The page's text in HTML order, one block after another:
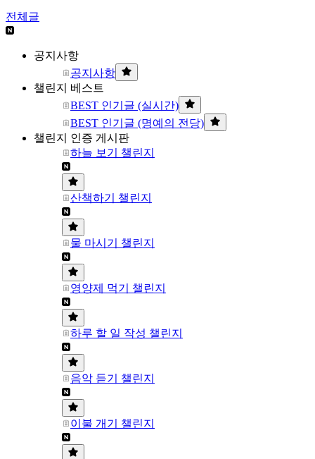
전체글
공지사항
공지사항
챌린지 베스트
BEST 인기글 (실시간)
BEST 인기글 (명예의 전당)
챌린지 인증 게시판
하늘 보기 챌린지
산책하기 챌린지
물 마시기 챌린지
영양제 먹기 챌린지
하루 할 일 작성 챌린지
음악 듣기 챌린지
이불 개기 챌린지